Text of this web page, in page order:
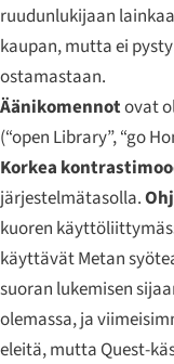
ruudunlukijaan
kaupan, mutta ei
ostamastaan.
Äänikomennotovat
(“open Library”, “go
Korkea
järjestelmätasolla.
kuoren
käyttävät Metan
suoran lukemisen
olemassa, ja
eleitä, mutta Quest-